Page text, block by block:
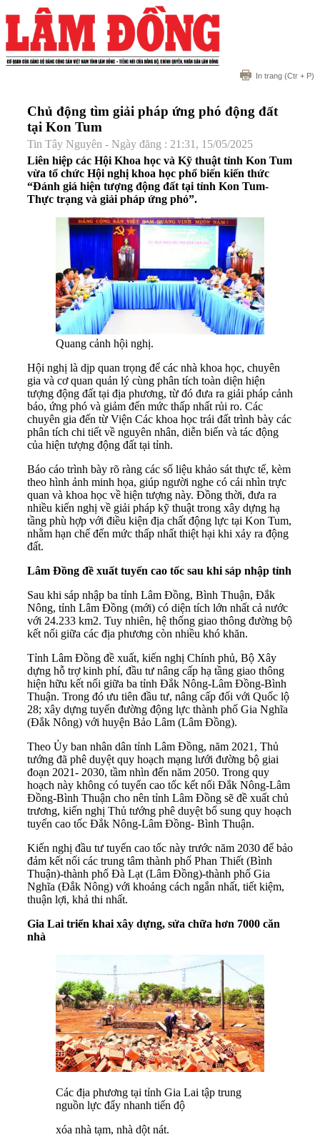
In trang (Ctr + P)
Chủ động tìm giải pháp ứng phó động đất
tại Kon Tum
Tin Tây Nguyên - Ngày đăng : 21:31, 15/05/2025
Liên hiệp các Hội Khoa học và Kỹ thuật tỉnh Kon Tum
vừa tổ chức Hội nghị khoa học phổ biến kiến thức
“Đánh giá hiện tượng động đất tại tỉnh Kon Tum-
Thực trạng và giải pháp ứng phó”.
Quang cảnh hội nghị.
Hội nghị là dịp quan trọng để các nhà khoa học, chuyên
gia và cơ quan quản lý cùng phân tích toàn diện hiện
tượng động đất tại địa phương, từ đó đưa ra giải pháp cảnh
báo, ứng phó và giảm đến mức thấp nhất rủi ro. Các
chuyên gia đến từ Viện Các khoa học trái đất trình bày các
phân tích chi tiết về nguyên nhân, diễn biến và tác động
của hiện tượng động đất tại tỉnh.
Báo cáo trình bày rõ ràng các số liệu khảo sát thực tế, kèm
theo hình ảnh minh họa, giúp người nghe có cái nhìn trực
quan và khoa học về hiện tượng này. Đồng thời, đưa ra
nhiều kiến nghị về giải pháp kỹ thuật trong xây dựng hạ
tầng phù hợp với điều kiện địa chất động lực tại Kon Tum,
nhằm hạn chế đến mức thấp nhất thiệt hại khi xảy ra động
đất.
Lâm Đồng đề xuất tuyến cao tốc sau khi sáp nhập tỉnh
Sau khi sáp nhập ba tỉnh Lâm Đồng, Bình Thuận, Đắk
Nông, tỉnh Lâm Đồng (mới) có diện tích lớn nhất cả nước
với 24.233 km2. Tuy nhiên, hệ thống giao thông đường bộ
kết nối giữa các địa phương còn nhiều khó khăn.
Tỉnh Lâm Đồng đề xuất, kiến nghị Chính phủ, Bộ Xây
dựng hỗ trợ kinh phí, đầu tư nâng cấp hạ tầng giao thông
hiện hữu kết nối giữa ba tỉnh Đắk Nông-Lâm Đồng-Bình
Thuận. Trong đó ưu tiên đầu tư, nâng cấp đối với Quốc lộ
28; xây dựng tuyến đường động lực thành phố Gia Nghĩa
(Đắk Nông) với huyện Bảo Lâm (Lâm Đồng).
Theo Ủy ban nhân dân tỉnh Lâm Đồng, năm 2021, Thủ
tướng đã phê duyệt quy hoạch mạng lưới đường bộ giai
đoạn 2021- 2030, tầm nhìn đến năm 2050. Trong quy
hoạch này không có tuyến cao tốc kết nối Đắk Nông-Lâm
Đồng-Bình Thuận cho nên tỉnh Lâm Đồng sẽ đề xuất chủ
trương, kiến nghị Thủ tướng phê duyệt bổ sung quy hoạch
tuyến cao tốc Đắk Nông-Lâm Đồng- Bình Thuận.
Kiến nghị đầu tư tuyến cao tốc này trước năm 2030 để bảo
đảm kết nối các trung tâm thành phố Phan Thiết (Bình
Thuận)-thành phố Đà Lạt (Lâm Đồng)-thành phố Gia
Nghĩa (Đắk Nông) với khoảng cách ngắn nhất, tiết kiệm,
thuận lợi, khả thi nhất.
Gia Lai triển khai xây dựng, sửa chữa hơn 7000 căn
nhà
Các địa phương tại tỉnh Gia Lai tập trung
nguồn lực đẩy nhanh tiến độ
xóa nhà tạm, nhà dột nát.